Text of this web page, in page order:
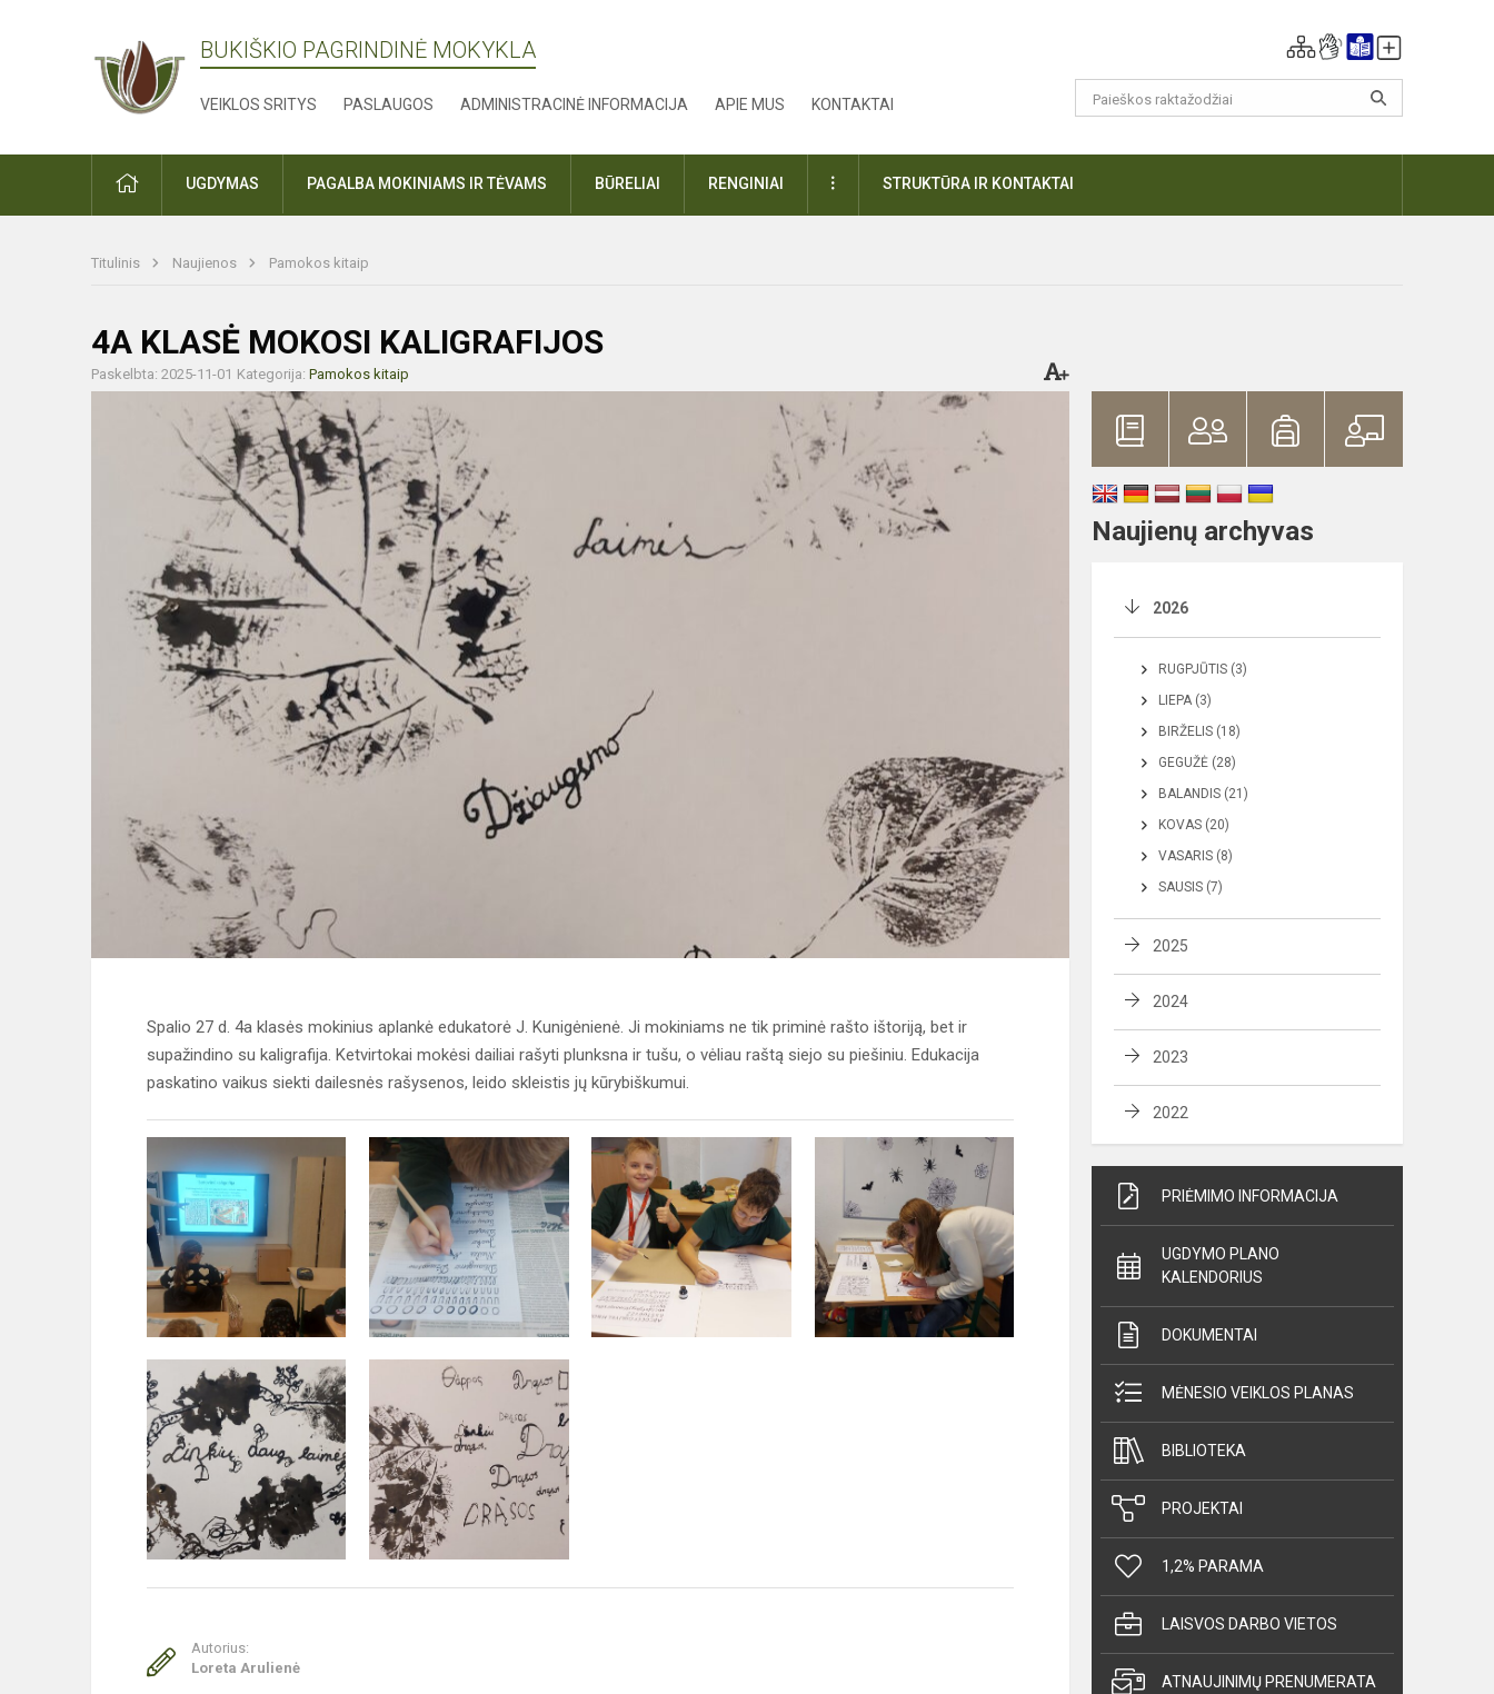
BUKIŠKIO PAGRINDINĖ MOKYKLA
VEIKLOS SRITYS PASLAUGOS ADMINISTRACINĖ INFORMACIJA APIE MUS KONTAKTAI
PRADŽIAUGDYMAS PAGALBA MOKINIAMS IR TĖVAMS BŪRELIAI RENGINIAI DAUGIAUSTRUKTŪRA IR KONTAKTAI
Titulinis Naujienos Pamokos kitaip
4A KLASĖ MOKOSI KALIGRAFIJOS
Paskelbta: 2025-11-01 Kategorija: Pamokos kitaip
Spalio 27 d. 4a klasės mokinius aplankė edukatorė J. Kunigėnienė. Ji mokiniams ne tik priminė rašto ištoriją, bet ir
supažindino su kaligrafija. Ketvirtokai mokėsi dailiai rašyti plunksna ir tušu, o vėliau raštą siejo su piešiniu. Edukacija
paskatino vaikus siekti dailesnės rašysenos, leido skleistis jų kūrybiškumui.
Autorius:
Loreta Arulienė
Naujienų archyvas
2026
RUGPJŪTIS (3)
LIEPA (3)
BIRŽELIS (18)
GEGUŽĖ (28)
BALANDIS (21)
KOVAS (20)
VASARIS (8)
SAUSIS (7)
2025
2024
2023
2022
PRIĖMIMO INFORMACIJA
UGDYMO PLANO
KALENDORIUS
DOKUMENTAI
MĖNESIO VEIKLOS PLANAS
BIBLIOTEKA
PROJEKTAI
1,2% PARAMA
LAISVOS DARBO VIETOS
ATNAUJINIMŲ PRENUMERATA